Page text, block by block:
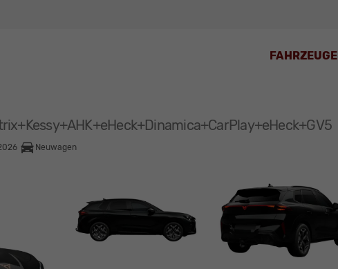
FAHRZEUGE
Neuwagen